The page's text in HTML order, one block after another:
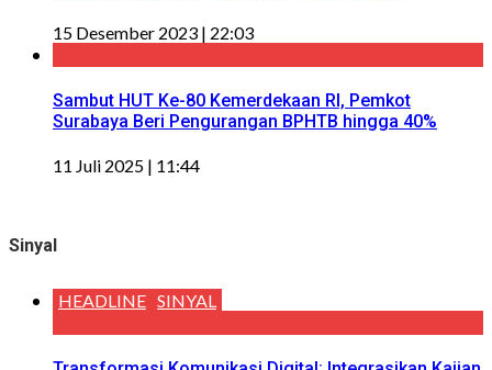
15 Desember 2023 | 22:03
Sambut HUT Ke-80 Kemerdekaan RI, Pemkot
Surabaya Beri Pengurangan BPHTB hingga 40%
11 Juli 2025 | 11:44
Sinyal
HEADLINE SINYAL